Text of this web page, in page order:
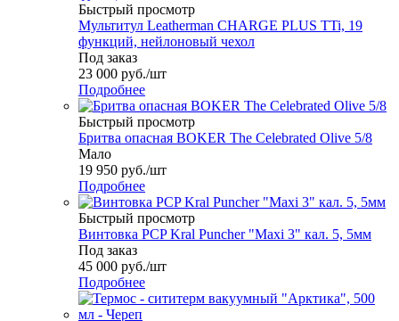
Быстрый просмотр
Мультитул Leatherman CHARGE PLUS TTi, 19
функций, нейлоновый чехол
Под заказ
23 000 руб./шт
Подробнее
Быстрый просмотр
Бритва опасная BOKER The Celebrated Olive 5/8
Мало
19 950 руб./шт
Подробнее
Быстрый просмотр
Винтовка PCP Kral Puncher "Maxi 3" кал. 5, 5мм
Под заказ
45 000 руб./шт
Подробнее